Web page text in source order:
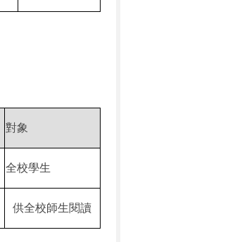
對象
全校學生
供全校師生閱讀